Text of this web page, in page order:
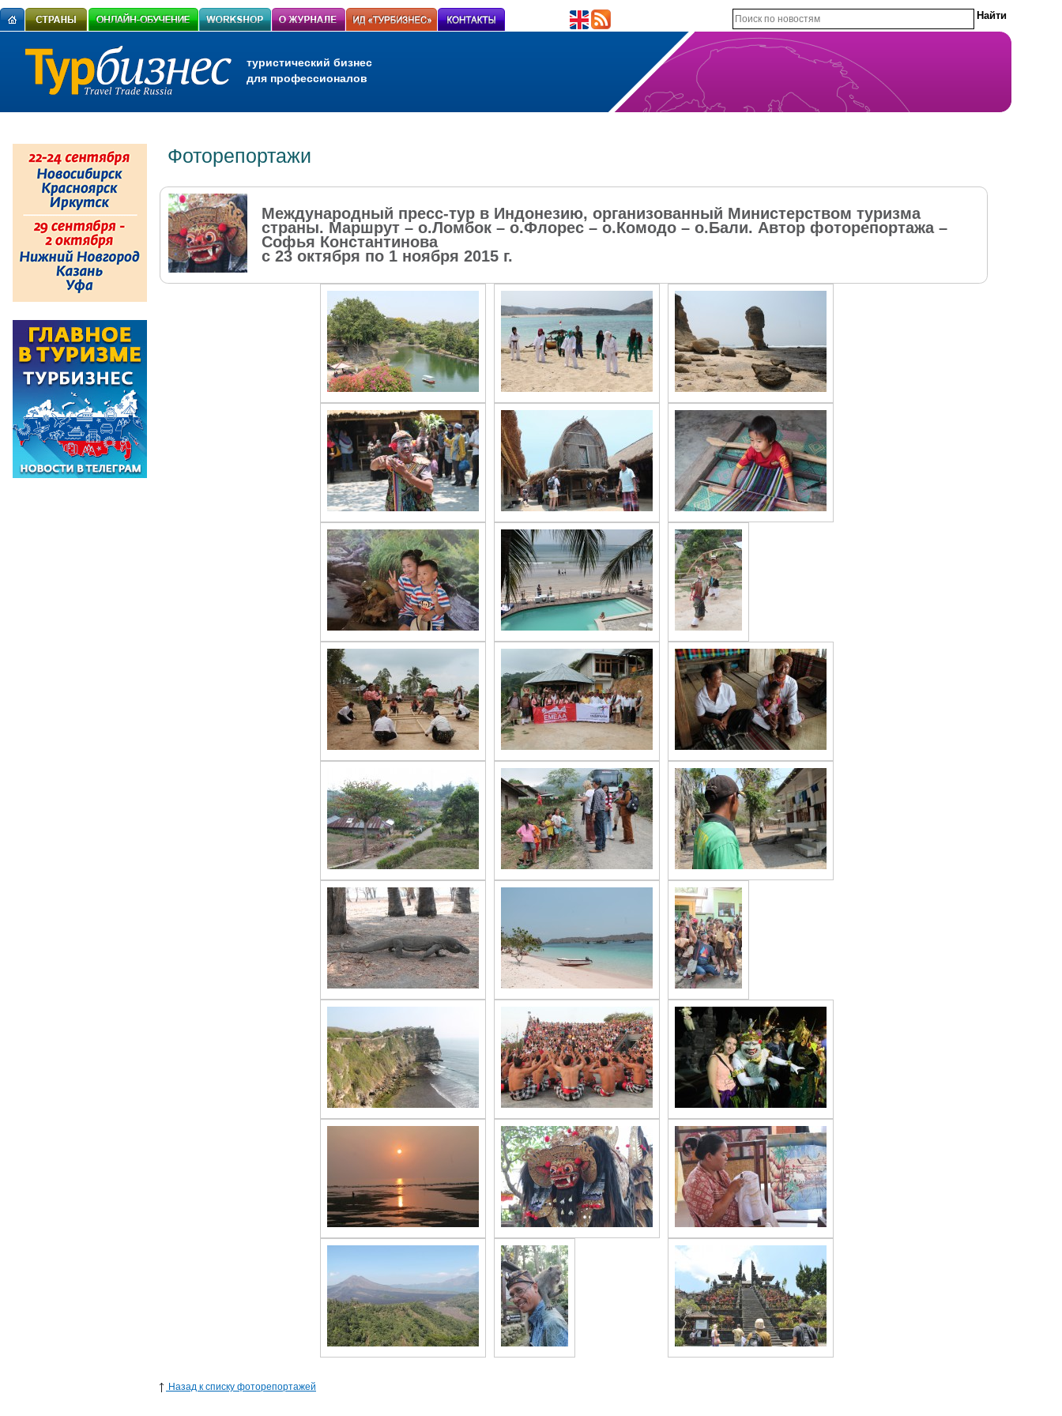
туристический бизнес
для профессионалов
Фоторепортажи
Международный пресс-тур в Индонезию, организованный Министерством туризма
страны. Маршрут – о.Ломбок – о.Флорес – о.Комодо – о.Бали. Автор фоторепортажа –
Софья Константинова
с 23 октября по 1 ноября 2015 г.
Назад к списку фоторепортажей